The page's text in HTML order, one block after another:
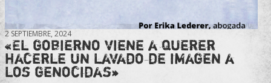
2 SEPTIEMBRE, 2024
«El gobierno viene a querer
hacerle un lavado de imagen a
los genocidas»